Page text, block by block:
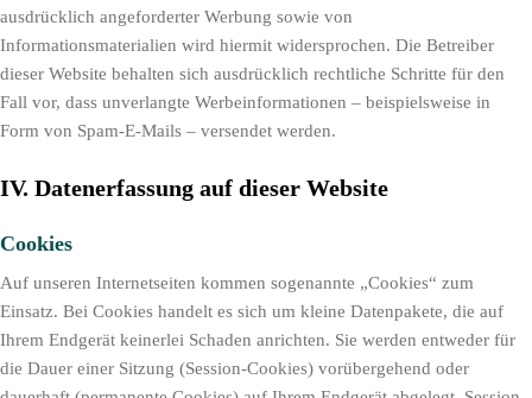
ausdrücklich angeforderter Werbung sowie von
Informationsmaterialien wird hiermit widersprochen. Die Betreiber
dieser Website behalten sich ausdrücklich rechtliche Schritte für den
Fall vor, dass unverlangte Werbeinformationen – beispielsweise in
Form von Spam-E-Mails – versendet werden.
IV. Datenerfassung auf dieser Website
Cookies
Auf unseren Internetseiten kommen sogenannte „Cookies“ zum
Einsatz. Bei Cookies handelt es sich um kleine Datenpakete, die auf
Ihrem Endgerät keinerlei Schaden anrichten. Sie werden entweder für
die Dauer einer Sitzung (Session-Cookies) vorübergehend oder